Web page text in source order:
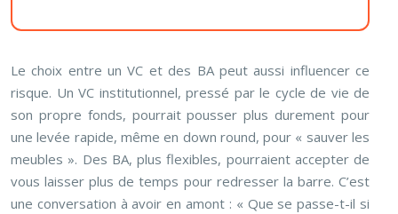
Le choix entre un VC et des BA peut aussi influencer ce
risque. Un VC institutionnel, pressé par le cycle de vie de
son propre fonds, pourrait pousser plus durement pour
une levée rapide, même en down round, pour « sauver les
meubles ». Des BA, plus flexibles, pourraient accepter de
vous laisser plus de temps pour redresser la barre. C’est
une conversation à avoir en amont : « Que se passe-t-il si